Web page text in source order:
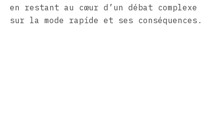
en restant au cœur d’un débat complexe
sur la mode rapide et ses conséquences.